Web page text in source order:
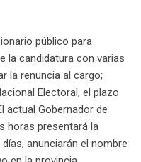
público para
la candidatura con varias
la renuncia al cargo;
Electoral, el plazo
actual Gobernador de
horas presentará la
anunciarán el nombre